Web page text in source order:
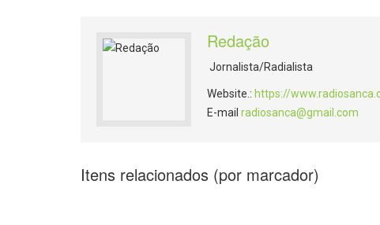
Redação
Jornalista/Radialista
Website.: https://
E-mail radiosanca@gmail.com
Itens relacionados (por marcador)